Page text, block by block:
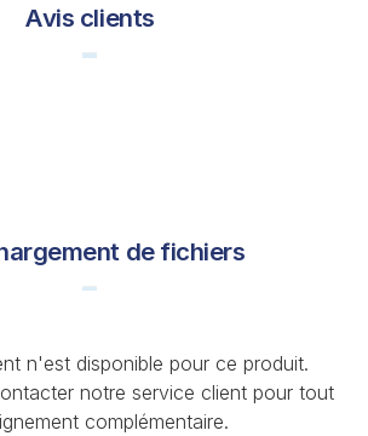
Avis clients
de fichiers
n'est disponible pour ce produit.
notre service client pour tout
complémentaire.